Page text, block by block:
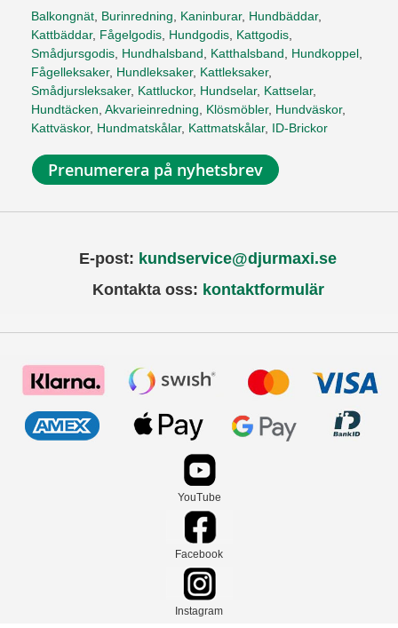
Balkongnät, Burinredning, Kaninburar, Hundbäddar,
Kattbäddar, Fågelgodis, Hundgodis, Kattgodis,
Smådjursgodis, Hundhalsband, Katthalsband, Hundkoppel,
Fågelleksaker, Hundleksaker, Kattleksaker,
Smådjursleksaker, Kattluckor, Hundselar, Kattselar,
Hundtäcken, Akvarieinredning, Klösmöbler, Hundväskor,
Kattväskor, Hundmatskålar, Kattmatskålar, ID-Brickor
Prenumerera på nyhetsbrev
E-post: kundservice@djurmaxi.se
Kontakta oss: kontaktformulär
YouTube
Facebook
Instagram